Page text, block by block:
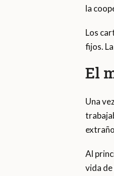
la
Los
fijos.
El
Una
Al
vida